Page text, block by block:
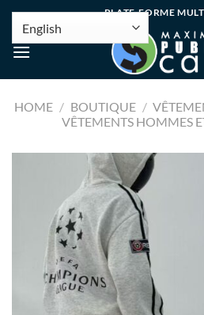
PLATE-FORME
HOME / BOUTIQUE /
VÊTEMENTS HOMMES